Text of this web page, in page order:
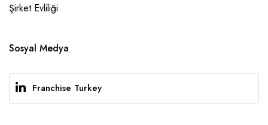
Şirket Evliliği
Sosyal Medya
Franchise Turkey